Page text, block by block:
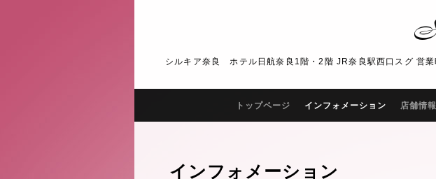
シルキア奈良 ホテル日航奈良1階・2階 JR奈良駅西口スグ
トップページ インフォメーション 店舗情報
インフォメーション